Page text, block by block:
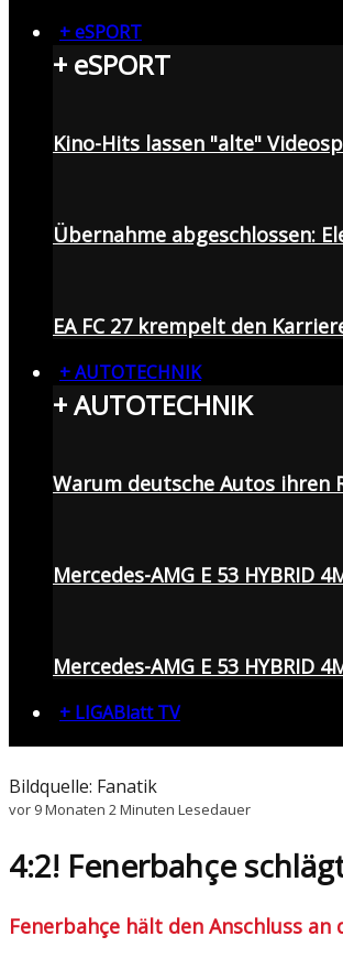
+ eSPORT
+ eSPORT
Kino-Hits lassen "alte"
Übernahme abgeschlossen:
EA FC 27 krempelt den
+ AUTOTECHNIK
+ AUTOTECHNIK
Warum deutsche Autos ihren
Mercedes-AMG E 53 HYBRID
Mercedes-AMG E 53 HYBRID
+ LIGABlatt TV
Bildquelle: Fanatik
vor 9 Monaten 2 Minuten Lesedauer
4:2! Fenerbahçe
Fenerbahçe hält den Anschluss